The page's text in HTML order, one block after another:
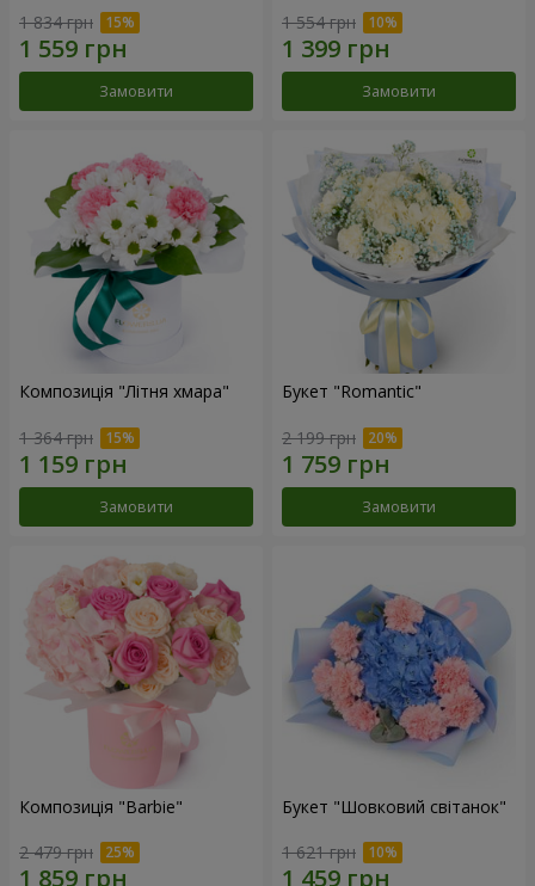
1 834 грн
Замовити
1 554 грн
Замовити
Композиція "Літня хмара"
1 364 грн
Замовити
Букет "Romantic"
2 199 грн
Замовити
Композиція "Barbie"
2 479 грн
Букет "Шовковий світанок"
1 621 грн